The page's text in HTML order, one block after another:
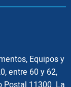
Equipos y
entre 60 y 62,